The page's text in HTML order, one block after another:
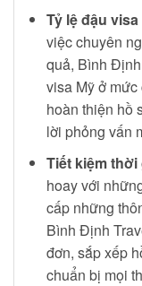
Tỷ lệ đậu
việc chuyên
quả, Bình
visa Mỹ ở
hoàn thiện hồ
lời phỏng vấn
Tiết kiệm
hoay với
cấp những
Bình Định
đơn, sắp xếp
chuẩn bị mọi